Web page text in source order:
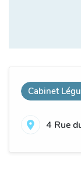
Cabinet
4 Rue